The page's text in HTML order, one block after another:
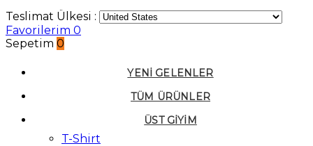
Teslimat Ülkesi :
Favorilerim 0
Sepetim 0
YENI GELENLER
TÜM ÜRÜNLER
ÜST GIYIM
T-Shirt